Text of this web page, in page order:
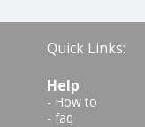
Quick Links:
Help
- How to
- faq